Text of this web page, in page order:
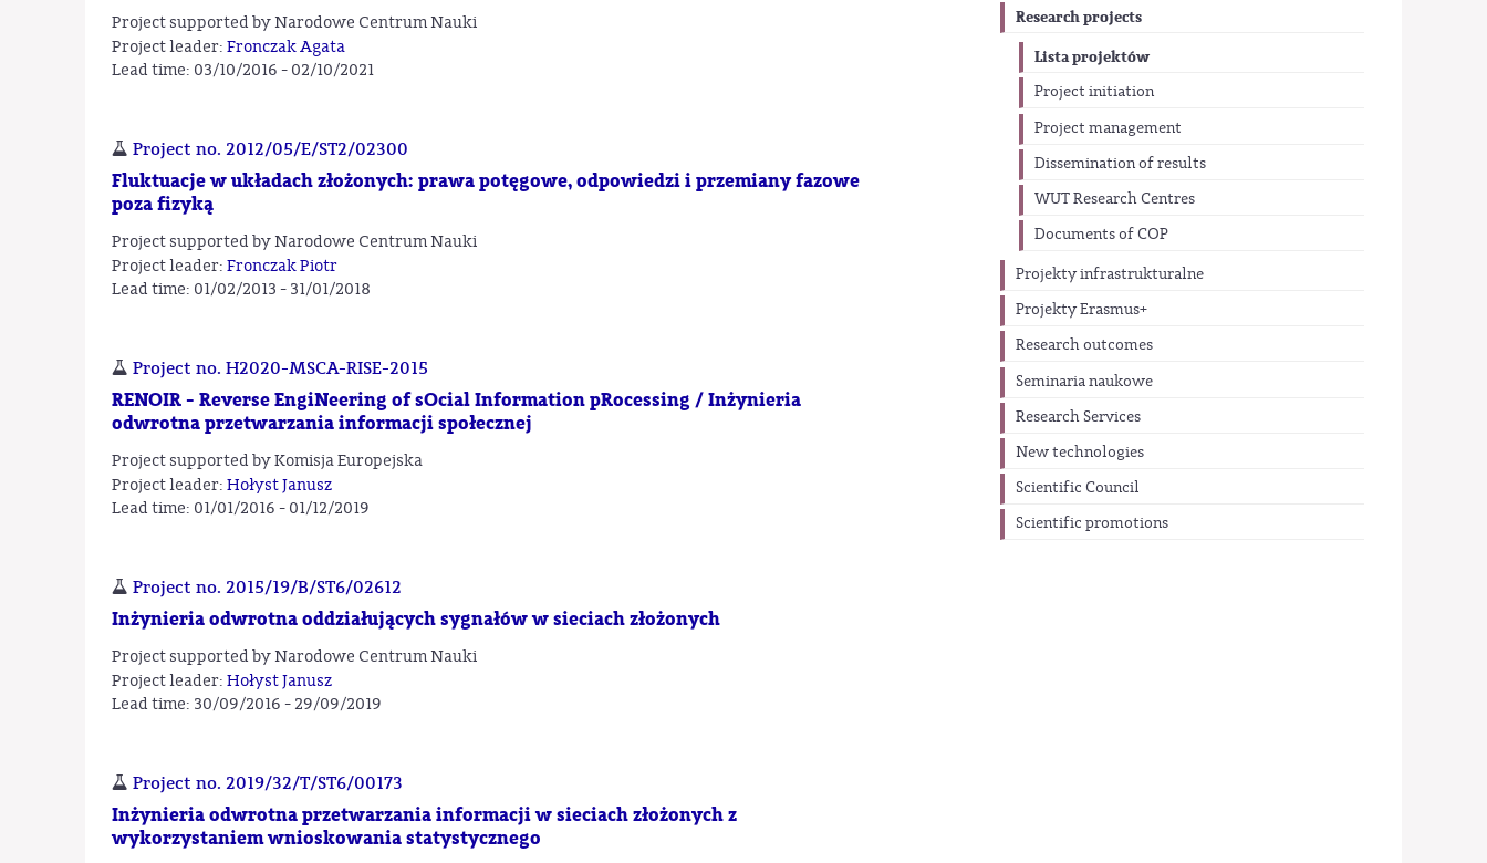
Research projects
Lista projektów
Project initiation
Project management
Dissemination of results
WUT Research Centres
Documents of COP
Projekty infrastrukturalne
Projekty Erasmus+
Research outcomes
Seminaria naukowe
Research Services
New technologies
Scientific Council
Scientific promotions
Project supported by Narodowe Centrum Nauki
Project leader:Fronczak Agata
Lead time: 03/10/2016 - 02/10/2021
Project no. 2012/05/E/ST2/02300
Fluktuacje w układach złożonych: prawa potęgowe, odpowiedzi i przemiany fazowe
poza fizyką
Project supported by Narodowe Centrum Nauki
Project leader:Fronczak Piotr
Lead time: 01/02/2013 - 31/01/2018
Project no. H2020-MSCA-RISE-2015
RENOIR - Reverse EngiNeering of sOcial Information pRocessing / Inżynieria
odwrotna przetwarzania informacji społecznej
Project supported by Komisja Europejska
Project leader:Hołyst Janusz
Lead time: 01/01/2016 - 01/12/2019
Project no. 2015/19/B/ST6/02612
Inżynieria odwrotna oddziałujących sygnałów w sieciach złożonych
Project supported by Narodowe Centrum Nauki
Project leader:Hołyst Janusz
Lead time: 30/09/2016 - 29/09/2019
Project no. 2019/32/T/ST6/00173
Inżynieria odwrotna przetwarzania informacji w sieciach złożonych z
wykorzystaniem wnioskowania statystycznego